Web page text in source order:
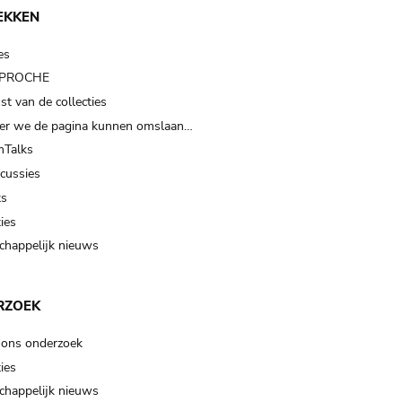
van de collecties
we de pagina kunnen omslaan…
nieuws
onderzoek
nieuws